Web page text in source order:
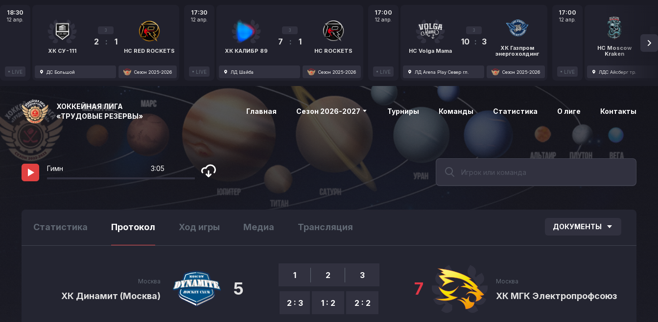
18:30
12 апр.
LIVE
ХК СУ-111
3
2 : 1
HC RED ROCKETS
ДС Большой Сезон 2025-2026
17:30
12 апр.
LIVE
ХК КАЛИБР 89
3
7 : 1
HC ROCKETS
ЛД Шайба Сезон 2025-2026
17:00
12 апр.
LIVE
HC Volga Mama
3
10 : 3
ХК Газпром
энергохолдинг
ЛД Arena Play Север гл. Сезон 2025-2026
17:00
12 апр.
LIVE
HC Moscow
Kraken
1
ЛДС Айсберг тр.
ХОККЕЙНАЯ ЛИГА
«ТРУДОВЫЕ РЕЗЕРВЫ»
Главная Сезон 2026-2027 Турниры Команды Статистика О лиге Контакты
Гимн 3:05
Статистика Протокол Ход игры Медиа Трансляция ДОКУМЕНТЫ
Москва
ХК Динамит (Москва) 5
1
2 : 3
2
1 : 2
3
2 : 2
Москва
ХК МГК Электропрофсоюз
7